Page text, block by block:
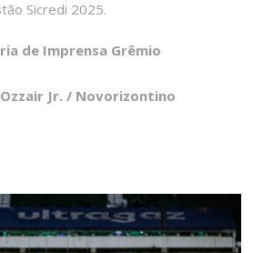
Sicredi 2025.
de Imprensa Grêmio
Jr. / Novorizontino